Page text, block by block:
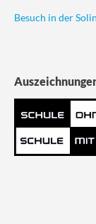
Besuch in der